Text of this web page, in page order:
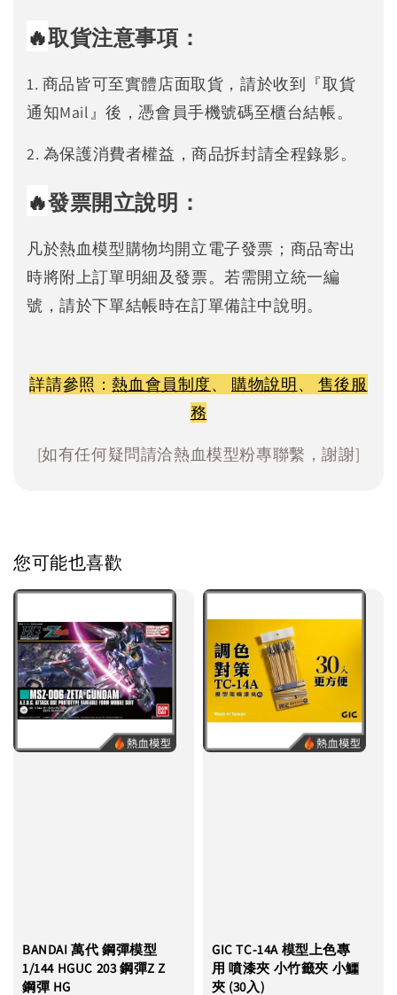
🔥取貨注意事項：
1. 商品皆可至實體店面取貨，請於收到『取貨
通知Mail』後，憑會員手機號碼至櫃台結帳。
2. 為保護消費者權益，商品拆封請全程錄影。
🔥發票開立說明：
凡於熱血模型購物均開立電子發票；商品寄出
時將附上訂單明細及發票。若需開立統一編
號，請於下單結帳時在訂單備註中說明。
詳請參照：熱血會員制度、 購物說明、 售後服
務
[如有任何疑問請洽熱血模型粉專聯繫，謝謝]
您可能也喜歡
BANDAI 萬代 鋼彈模型
1/144 HGUC 203 鋼彈Z Z
鋼彈 HG
GIC TC-14A 模型上色專
用 噴漆夾 小竹籤夾 小鱷
夾 (30入)